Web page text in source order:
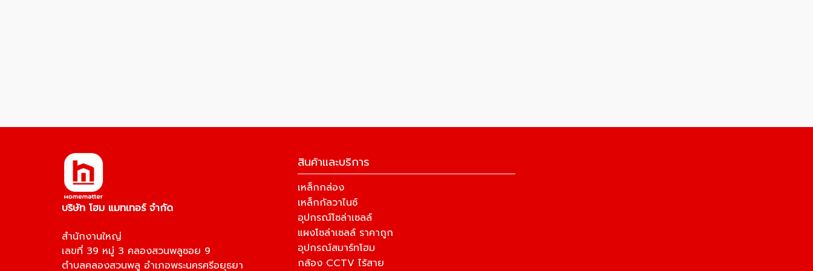
บริษัท โฮม แมทเทอร์ จำกัด
สำนักงานใหญ่
เลขที่ 39 หมู่ 3 คลองสวนพลูซอย 9
ตำบลคลองสวนพลู อำเภอพระนครศรีอยุธยา
สินค้าและบริการ
เหล็กกล่อง
เหล็กกัลวาไนซ์
อุปกรณ์โซล่าเซลล์
แผงโซล่าเซลล์ ราคาถูก
อุปกรณ์สมาร์ทโฮม
กล้อง CCTV ไร้สาย